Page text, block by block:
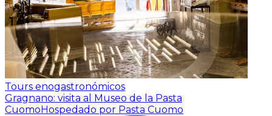
Tours enogastronómicos
Gragnano: visita al Museo de la Pasta
CuomoHospedado por Pasta Cuomo